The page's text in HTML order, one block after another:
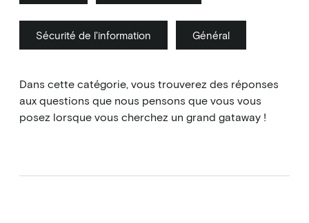
Sécurité de l'information Général
Dans cette catégorie, vous trouverez des réponses
aux questions que nous pensons que vous vous
posez lorsque vous cherchez un grand gataway !